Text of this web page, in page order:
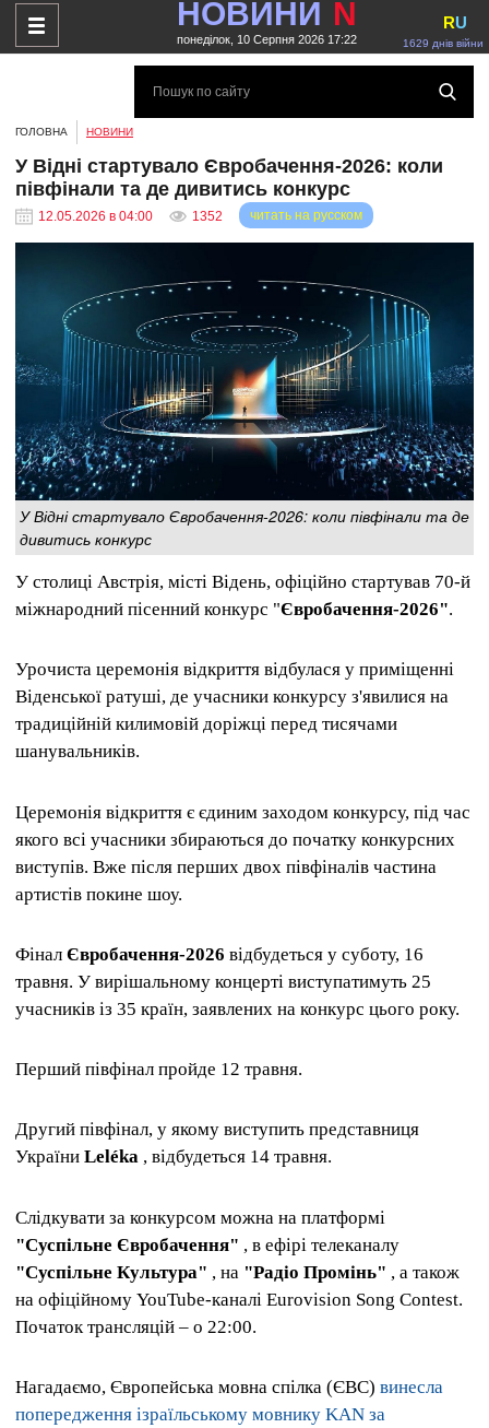
НОВИНИ N
понеділок, 10 Серпня 2026 17:22 1629 днів війни
RU
ГОЛОВНА НОВИНИ
У Відні стартувало Євробачення-2026: коли
півфінали та де дивитись конкурс
12.05.2026 в 04:00 1352 читать на русском
У Відні стартувало Євробачення-2026: коли півфінали та де
дивитись конкурс
У столиці Австрія, місті Відень, офіційно стартував 70-й
міжнародний пісенний конкурс "Євробачення-2026".
Урочиста церемонія відкриття відбулася у приміщенні
Віденської ратуші, де учасники конкурсу з'явилися на
традиційній килимовій доріжці перед тисячами
шанувальників.
Церемонія відкриття є єдиним заходом конкурсу, під час
якого всі учасники збираються до початку конкурсних
виступів. Вже після перших двох півфіналів частина
артистів покине шоу.
Фінал Євробачення-2026 відбудеться у суботу, 16
травня. У вирішальному концерті виступатимуть 25
учасників із 35 країн, заявлених на конкурс цього року.
Перший півфінал пройде 12 травня.
Другий півфінал, у якому виступить представниця
України Leléka , відбудеться 14 травня.
Слідкувати за конкурсом можна на платформі
"Суспільне Євробачення" , в ефірі телеканалу
"Суспільне Культура" , на "Радіо Промінь" , а також
на офіційному YouTube-каналі Eurovision Song Contest.
Початок трансляцій – о 22:00.
Нагадаємо, Європейська мовна спілка (ЄВС) винесла
попередження ізраїльському мовнику KAN за